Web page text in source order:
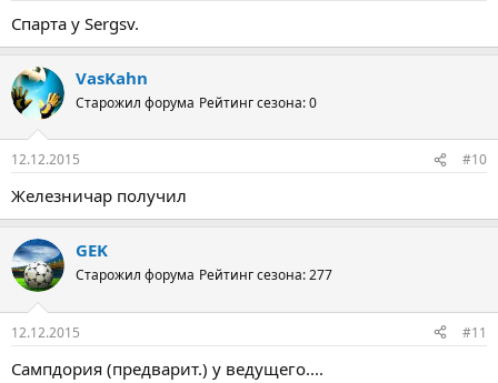
Спарта у Sergsv.
VasKahn
Старожил форума Рейтинг сезона: 0
12.12.2015 #10
Железничар получил
GEK
Старожил форума Рейтинг сезона: 277
12.12.2015 #11
Сампдория (предварит.) у ведущего....